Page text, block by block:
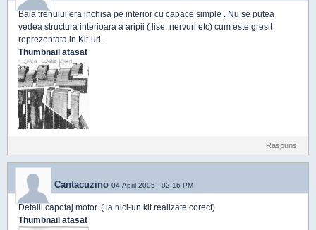
Baia trenului era inchisa pe interior cu capace simple . Nu se putea
vedea structura interioara a aripii ( lise, nervuri etc) cum este gresit
reprezentata in Kit-uri.
Thumbnail atasat
Raspuns
Cantacuzino 04 April 2005 - 02:16 PM
Detalii capotaj motor. ( la nici-un kit realizate corect)
Thumbnail atasat